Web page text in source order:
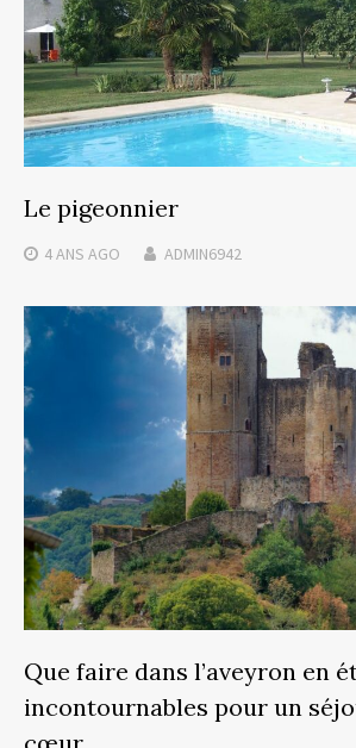
Le pigeonnier
4 ANS AGO ADMIN6942
Que faire dans l’aveyron en
incontournables pour un